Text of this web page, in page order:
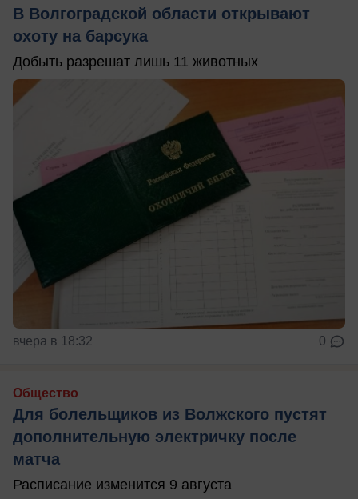
В Волгоградской области открывают
охоту на барсука
Добыть разрешат лишь 11 животных
вчера в 18:32 0
Общество
Для болельщиков из Волжского пустят
дополнительную электричку после
матча
Расписание изменится 9 августа